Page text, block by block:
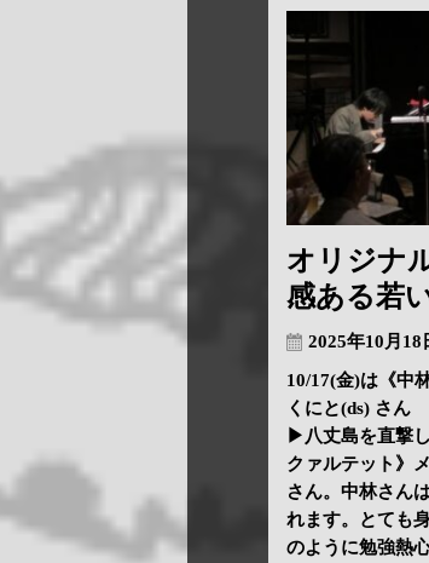
オリジナ
感ある若
2025年10月18
10/17(金)は《中
くにと(ds) さん
▶八丈島を直撃
クァルテット》
さん。中林さん
れます。とても
のように勉強熱